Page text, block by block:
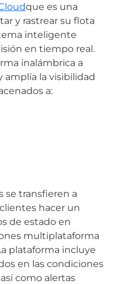
que es una
y rastrear su flota
inteligente
en tiempo real.
inalámbrica a
amplía la visibilidad
a:
se transfieren a
hacer un
de estado en
multiplataforma
plataforma incluye
en las condiciones
como alertas